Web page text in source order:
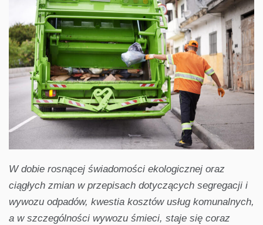
W dobie rosnącej świadomości ekologicznej oraz
ciągłych zmian w przepisach dotyczących segregacji i
wywozu odpadów, kwestia kosztów usług komunalnych,
a w szczególności wywozu śmieci, staje się coraz